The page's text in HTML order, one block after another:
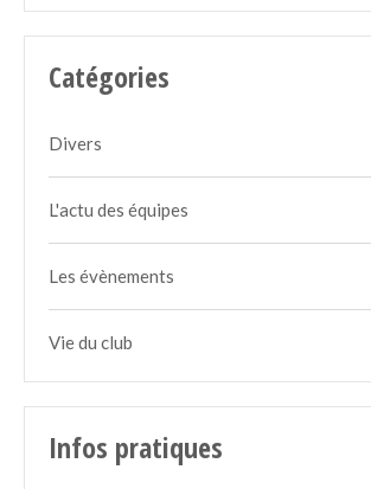
Catégories
Divers
L'actu des équipes
Les évènements
Vie du club
Infos pratiques